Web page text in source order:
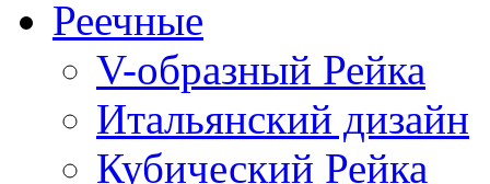
Реечные
V-образный Рейка
Итальянский дизайн
Кубический Рейка